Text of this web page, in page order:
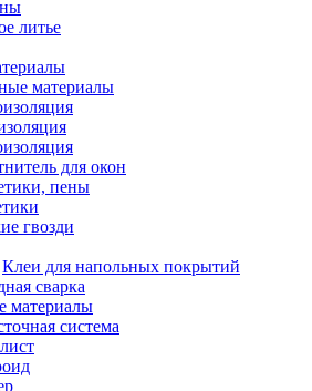
литье
материалы
для окон
пены
гвозди
Клеи для напольных покрытий
сварка
материалы
система